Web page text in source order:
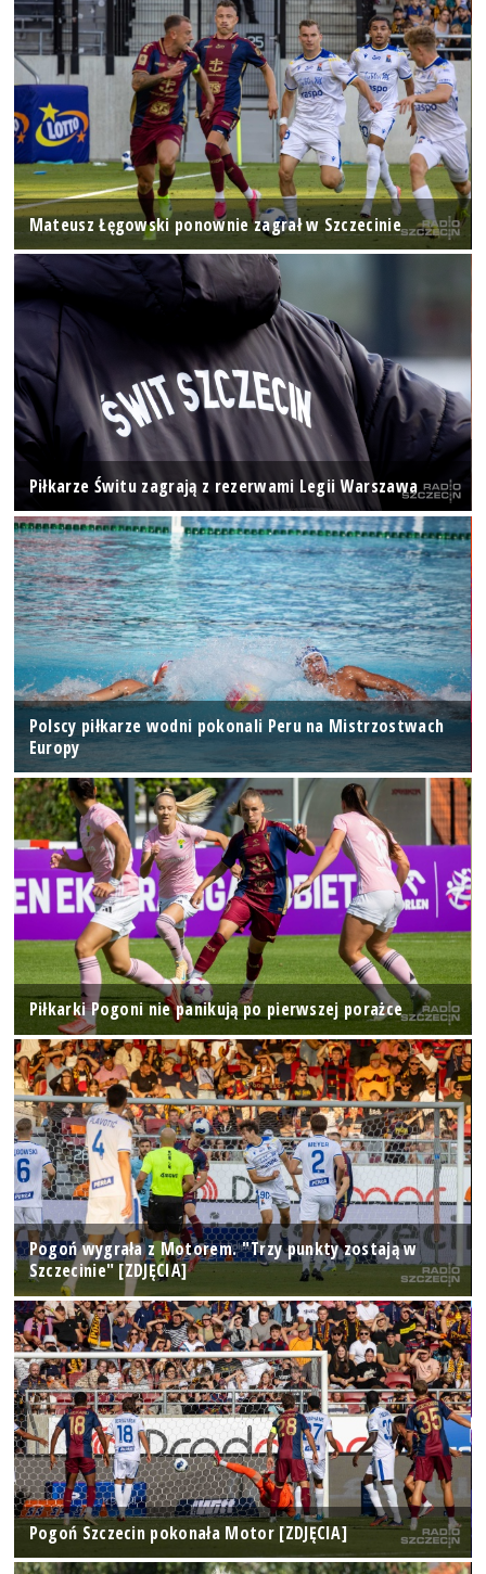
Mateusz Łęgowski ponownie zagrał w Szczecinie
Piłkarze Świtu zagrają z rezerwami Legii Warszawa
Polscy piłkarze wodni pokonali Peru na Mistrzostwach
Europy
Piłkarki Pogoni nie panikują po pierwszej porażce
Pogoń wygrała z Motorem. "Trzy punkty zostają w
Szczecinie" [ZDJĘCIA]
Pogoń Szczecin pokonała Motor [ZDJĘCIA]